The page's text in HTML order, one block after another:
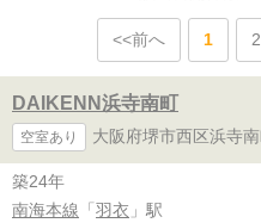
<<前へ 1 2
DAIKENN浜寺南町
空室あり 大阪府堺市西区浜寺
築24年
南海本線 「 羽衣 」駅